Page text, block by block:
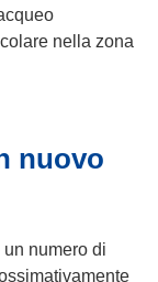
nella zona
nuovo
numero di